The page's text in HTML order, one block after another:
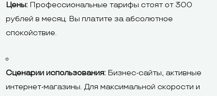
Цены: Профессиональные тарифы стоят от 300
рублей в месяц. Вы платите за абсолютное
спокойствие.
Сценарии использования: Бизнес-сайты, активные
интернет-магазины. Для максимальной скорости и